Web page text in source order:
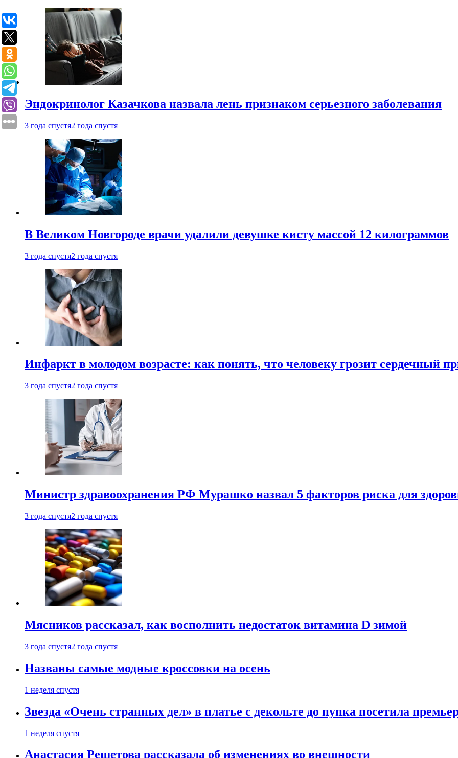
Эндокринолог Казачкова назвала лень признаком серьезного заболевания
3 года спустя2 года спустя
В Великом Новгороде врачи удалили девушке кисту массой 12 килограммов
3 года спустя2 года спустя
Инфаркт в молодом возрасте: как понять, что человеку грозит сердечный
3 года спустя2 года спустя
Министр здравоохранения РФ Мурашко назвал 5 факторов риска для
3 года спустя2 года спустя
Мясников рассказал, как восполнить недостаток витамина D зимой
3 года спустя2 года спустя
Названы самые модные кроссовки на осень
1 неделя спустя
Звезда «Очень странных дел» в платье с декольте до пупка посетила
1 неделя спустя
Анастасия Решетова рассказала об изменениях во внешности